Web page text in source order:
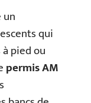
qui
pied ou
permis AM